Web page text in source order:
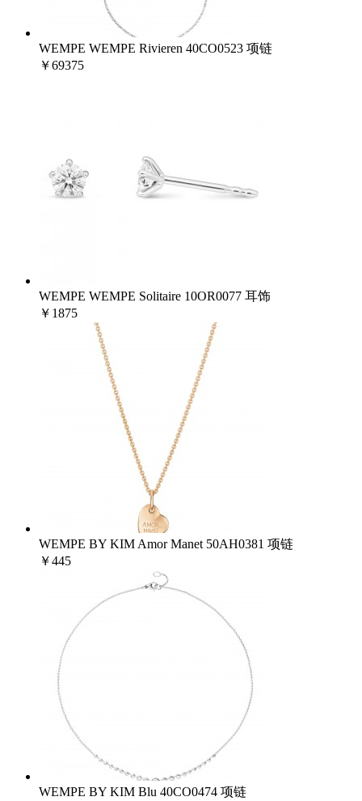
WEMPE WEMPE Rivieren 40CO0523 项链
￥69375
WEMPE WEMPE Solitaire 10OR0077 耳饰
￥1875
WEMPE BY KIM Amor Manet 50AH0381 项链
￥445
WEMPE BY KIM Blu 40CO0474 项链